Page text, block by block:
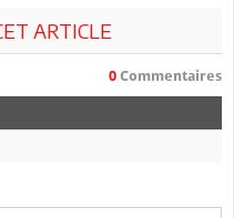
ARTICLE
0 Commentaires